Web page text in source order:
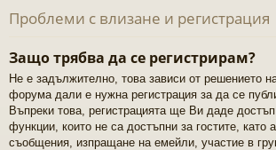
Проблеми с влизане и регистрация
Защо трябва да се регистрирам?
Не е задължително, това зависи от решението
форума дали е нужна регистрация за да се
Въпреки това, регистрацията ще Ви даде
функции, които не са достъпни за гостите, като
съобщения, изпращане на емейли, участие в